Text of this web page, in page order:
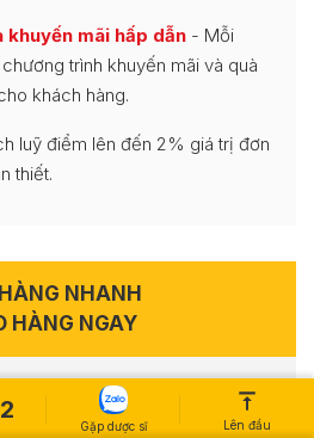
khuyến mãi hấp dẫn - Mỗi
trình khuyến mãi và quà
khách hàng.
luỹ điểm lên đến 2% giá trị đơn
thiết.
NHANH
HÀNG NGAY
Gong Cheon Dan Viên
Hỗ Trợ Ổn Định Huyết Áp, Hỗ
Gặp dược sĩ Lên đầu